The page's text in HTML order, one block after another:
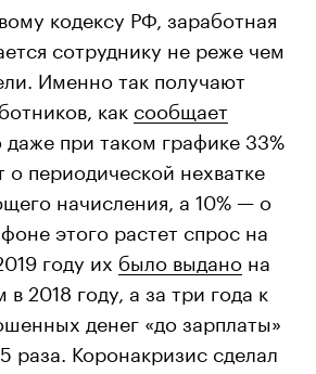
кодексу РФ, заработная
сотруднику не реже чем
Именно так получают
как сообщает
при таком графике 33%
о периодической нехватке
начисления, а 10% — о
этого растет спрос на
году их было выдано на
2018 году, а за три года к
денег «до зарплаты»
раза. Коронакризис сделал